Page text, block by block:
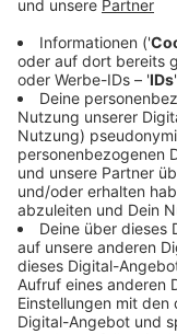
Veröffentlicht:
Anzeige
Anzeige